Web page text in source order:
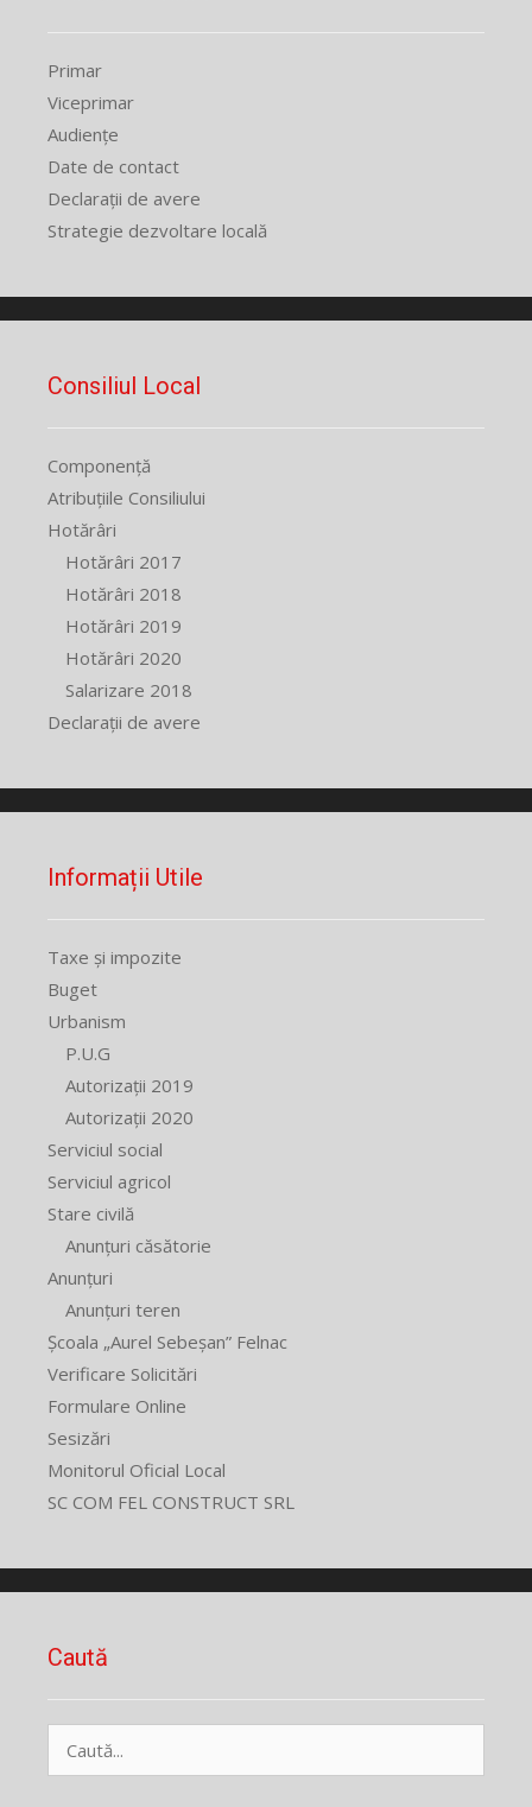
Primar
Viceprimar
Audiențe
Date de contact
Declarații de avere
Strategie dezvoltare locală
Consiliul Local
Componență
Atribuțiile Consiliului
Hotărâri
Hotărâri 2017
Hotărâri 2018
Hotărâri 2019
Hotărâri 2020
Salarizare 2018
Declarații de avere
Informații Utile
Taxe și impozite
Buget
Urbanism
P.U.G
Autorizații 2019
Autorizații 2020
Serviciul social
Serviciul agricol
Stare civilă
Anunțuri căsătorie
Anunțuri
Anunțuri teren
Școala „Aurel Sebeșan” Felnac
Verificare Solicitări
Formulare Online
Sesizări
Monitorul Oficial Local
SC COM FEL CONSTRUCT SRL
Caută
după: